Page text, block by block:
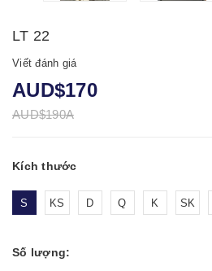
LT 22
Viết đánh giá
AUD$170
AUD$190A
Kích thước
S KS D Q K SK
Số lượng: